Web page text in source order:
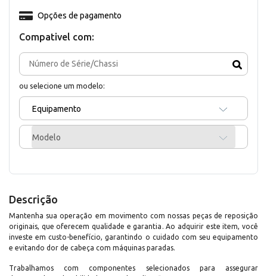
Compativel com:
ou selecione um modelo:
Equipamento
Modelo
Opções de pagamento
Descrição
Mantenha sua operação em movimento com nossas peças de reposição
originais, que oferecem qualidade e garantia. Ao adquirir este item, você
investe em custo-benefício, garantindo o cuidado com seu equipamento
e evitando dor de cabeça com máquinas paradas.
Trabalhamos com componentes selecionados para assegurar